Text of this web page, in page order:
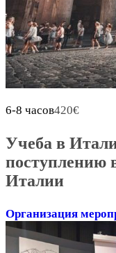
6-8 часов420€
Учеба в
поступлению
Италии
Организация